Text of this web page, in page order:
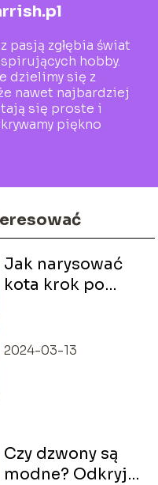
pasją zgłębia świat
hobby.
dzielimy się z
nawet najbardziej
się proste i
piękno
Jak narysować
kota krok po
2024-03-13
Czy dzwony są
modne? Odkryj